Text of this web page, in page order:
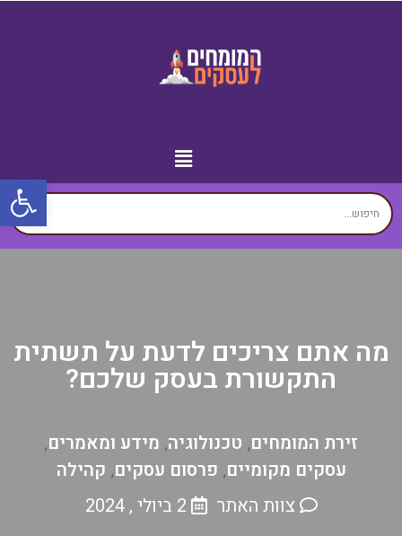
מה אתם צריכים לדעת על תשתית
התקשורת בעסק שלכם?
זירת המומחים, טכנולוגיה, מידע ומאמרים,
עסקים מקומיים, פרסום עסקים, קהילה
צוות האתר
2 ביולי , 2024